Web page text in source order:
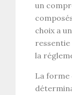
un
choix a
la
Laforme